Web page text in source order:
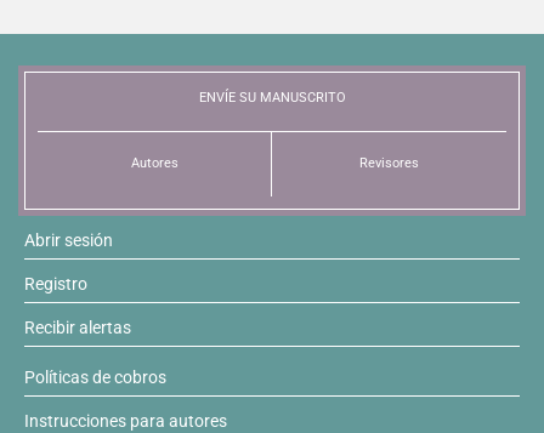
ENVÍE SU MANUSCRITO
Autores Revisores
Abrir sesión
Registro
Recibir alertas
Políticas de cobros
Instrucciones para autores